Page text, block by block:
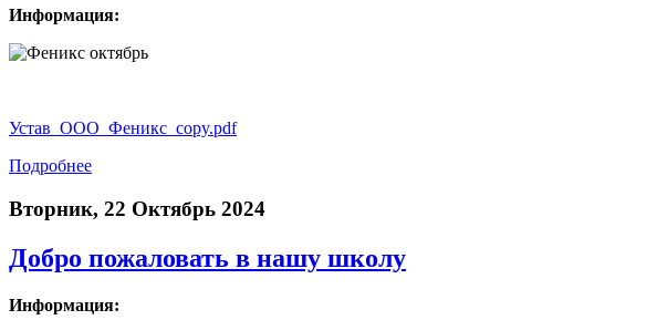
Информация:
Устав_ООО_Феникс_copy.pdf
Подробнее
Вторник, 22 Октябрь 2024
Добро пожаловать в нашу школу
Информация: